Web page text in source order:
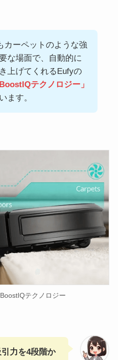
カーペットのような強
な場面で、自動的に
上げてくれるEufyの
テクノロジー」
ます。
テクノロジー
力を4段階か